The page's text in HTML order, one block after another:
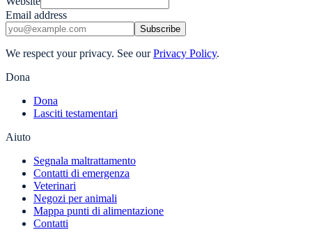
Email address
Subscribe
We respect your privacy. See our Privacy Policy.
Dona
Dona
Lasciti testamentari
Aiuto
Segnala maltrattamento
Contatti di emergenza
Veterinari
Negozi per animali
Mappa punti di alimentazione
Contatti